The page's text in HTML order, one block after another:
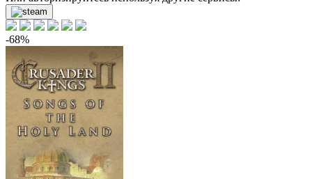
-68%